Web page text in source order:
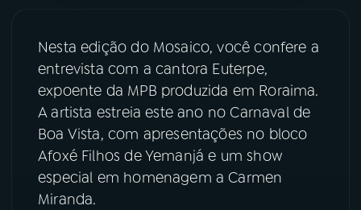
08 FESTIVAL DE MÚSICA
ACOMPANHE A RÁDIO NACIONAL
YouTube Facebook
Instagram X
Nesta edição do Mosaico, você confere a
entrevista com a cantora Euterpe,
expoente da MPB produzida em Roraima.
A artista estreia este ano no Carnaval de
Boa Vista, com apresentações no bloco
Afoxé Filhos de Yemanjá e um show
especial em homenagem a Carmen
Miranda.